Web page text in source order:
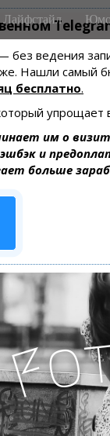
без ведения
Нашли самый
бесплатно.
упрощает
им о
и
больше
Лайфстайл
Fo